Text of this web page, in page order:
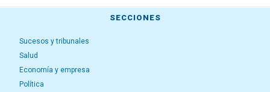
SECCIONES
Sucesos y tribunales
Salud
Economía y empresa
Política